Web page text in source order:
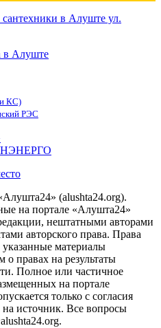
КС)
РЭС
(alushta24.org).
на портале «Алушта24»
нештатными авторами
авторского права. Права
материалы
о правах на результаты
Полное или частичное
на портале
только с согласия
источник. Все вопросы